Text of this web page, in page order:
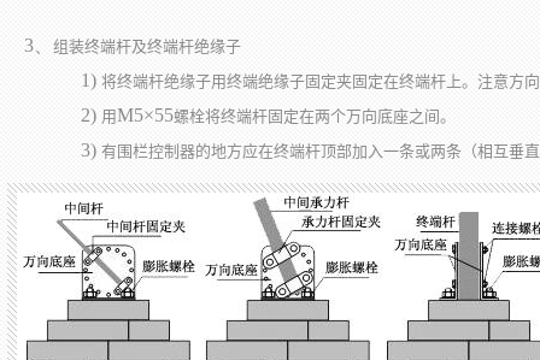
3、 组装终端杆及终端杆绝缘子
1) 将终端杆绝缘子用终端绝缘子固定夹固定在终端杆上。注意方
2) 用M5×55螺栓将终端杆固定在两个万向底座之间。
3) 有围栏控制器的地方应在终端杆顶部加入一条或两条（相互垂